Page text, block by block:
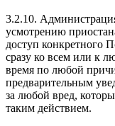
3.2.10.
усмотрению
доступ конкретного
сразу ко всем или к
время по любой
предварительным
за любой вред,
таким действием.